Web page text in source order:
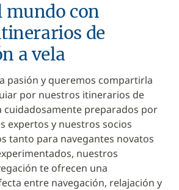
mundo con
de
a vela
pasión y queremos compartirla
por nuestros itinerarios de
cuidadosamente preparados por
expertos y nuestros socios
tanto para navegantes novatos
nuestros
te ofrecen una
entre navegación, relajación y